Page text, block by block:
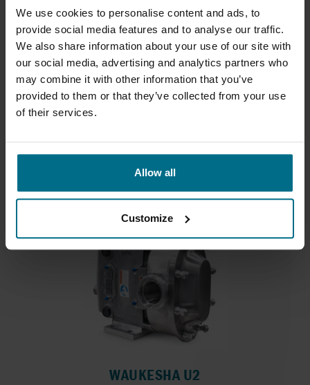
We use cookies to personalise content and ads, to
provide social media features and to analyse our traffic.
We also share information about your use of our site with
our social media, advertising and analytics partners who
may combine it with other information that you’ve
provided to them or that they’ve collected from your use
of their services.
Allow all
Customize
TIPO DE LÍQUIDO
CATEGORIA DE PRODUTO
SUB-CATEGORIA DE PRODUTO
CARACTERÍSTICAS ESPECIAIS
FABRICANTES
CERTIFICADOS
WAUKESHA U2